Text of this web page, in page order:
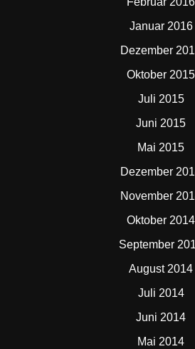
Januar 2016
Dezember
Oktober 2015
Juli 2015
Juni 2015
Mai 2015
Dezember
November
Oktober 2014
September
August 2014
Juli 2014
Juni 2014
Mai 2014